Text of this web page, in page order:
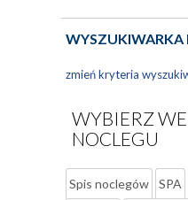
zmień kryteria
WYBIERZ
NOCLEGU
Spis noclegów SPA